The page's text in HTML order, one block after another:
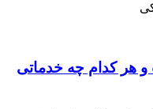
هر کدام چه خدماتی